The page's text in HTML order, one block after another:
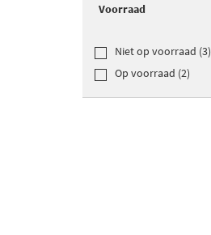
Voorraad
Niet op voorraad (3)
Op voorraad (2)